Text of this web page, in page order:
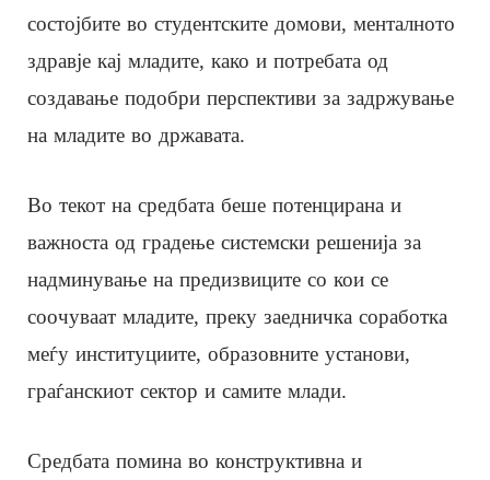
состојбите во студентските домови, менталното
здравје кај младите, како и потребата од
создавање подобри перспективи за задржување
на младите во државата.
Во текот на средбата беше потенцирана и
важноста од градење системски решенија за
надминување на предизвиците со кои се
соочуваат младите, преку заедничка соработка
меѓу институциите, образовните установи,
граѓанскиот сектор и самите млади.
Средбата помина во конструктивна и